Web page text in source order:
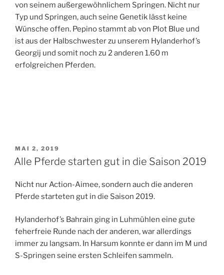
von seinem außergewöhnlichem Springen. Nicht nur
Typ und Springen, auch seine Genetik lässt keine
Wünsche offen. Pepino stammt ab von Plot Blue und
ist aus der Halbschwester zu unserem Hylanderhof’s
Georgij und somit noch zu 2 anderen 1.60 m
erfolgreichen Pferden.
VERÖFFENTLICHT
AM
MAI 2, 2019
Alle Pferde starten gut in die Saison 2019
Nicht nur Action-Aimee, sondern auch die anderen
Pferde starteten gut in die Saison 2019.
Hylanderhof’s Bahrain ging in Luhmühlen eine gute
feherfreie Runde nach der anderen, war allerdings
immer zu langsam. In Harsum konnte er dann im M und
S-Springen seine ersten Schleifen sammeln.